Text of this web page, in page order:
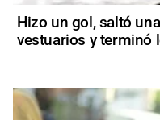
Hizo un gol, saltó
vestuarios y terminó